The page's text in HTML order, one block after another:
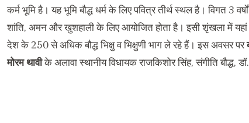
कर्म भूमि है। यह भूमि बौद्ध धर्म के लिए पवित्र तीर्थ स्थल है। विगत 3
शांति, अमन और खुशहाली के लिए आयोजित होता है। इसी शृंखला में
देश के 250 से अधिक बौद्ध भिक्षु व भिक्षुणी भाग ले रहे हैं। इस अवसर पर
मोरम थावीके अलावा स्थानीय विधायक राजकिशोर सिंह, संगीति बौद्ध,